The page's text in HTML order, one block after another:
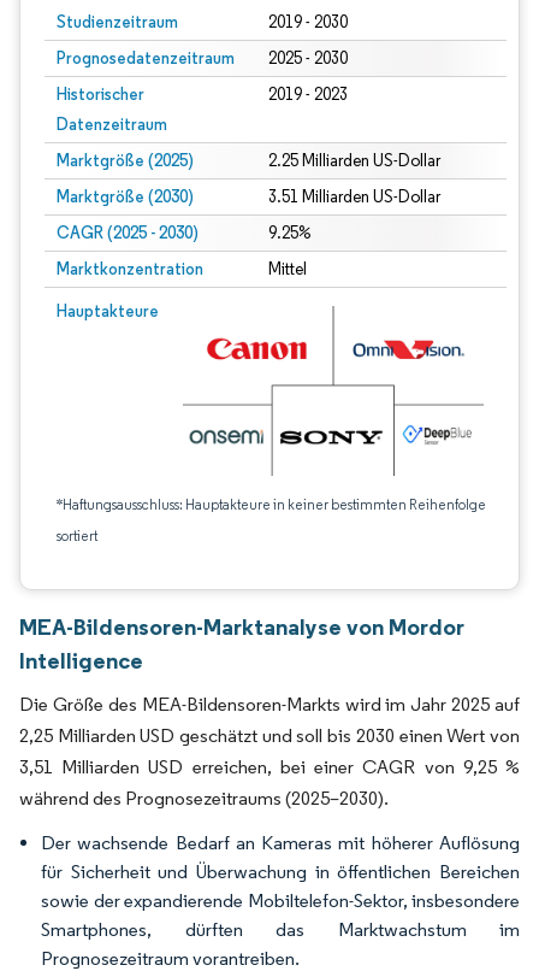
Studienzeitraum 2019 - 2030
Prognosedatenzeitraum 2025 - 2030
Historischer
Datenzeitraum
2019 - 2023
Marktgröße (2025) 2.25 Milliarden US-Dollar
Marktgröße (2030) 3.51 Milliarden US-Dollar
CAGR (2025 - 2030) 9.25%
Marktkonzentration Mittel
Hauptakteure
*Haftungsausschluss: Hauptakteure in keiner bestimmten Reihenfolge
sortiert
MEA-Bildensoren-Marktanalyse von Mordor
Intelligence
Die Größe des MEA-Bildensoren-Markts wird im Jahr 2025 auf
2,25 Milliarden USD geschätzt und soll bis 2030 einen Wert von
3,51 Milliarden USD erreichen, bei einer CAGR von 9,25 %
während des Prognosezeitraums (2025–2030).
Der wachsende Bedarf an Kameras mit höherer Auflösung
für Sicherheit und Überwachung in öffentlichen Bereichen
sowie der expandierende Mobiltelefon-Sektor, insbesondere
Smartphones, dürften das Marktwachstum im
Prognosezeitraum vorantreiben.